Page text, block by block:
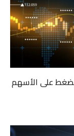
على الأسهم